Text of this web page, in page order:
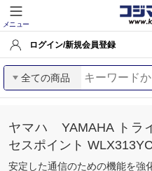
メニュー
ログイン/新規会員登録
全ての商品
ヤマハ YAMAHA トラ
セスポイント WLX313YC
安定した通信のための機能を強